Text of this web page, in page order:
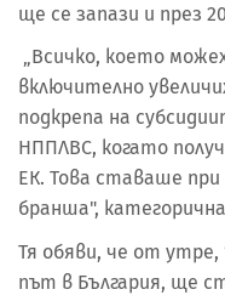
ще се запази и през
„Всичко, което
включително
подкрепа на
НППЛВС, когато
ЕК. Това ставаше
бранша",
Тя обяви, че от утре,
път в България, ще